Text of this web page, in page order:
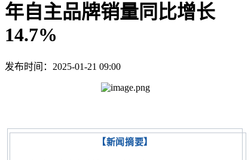
年自主品牌销量同比增长
14.7%
发布时间：2025-01-21 09:00
【新闻摘要】